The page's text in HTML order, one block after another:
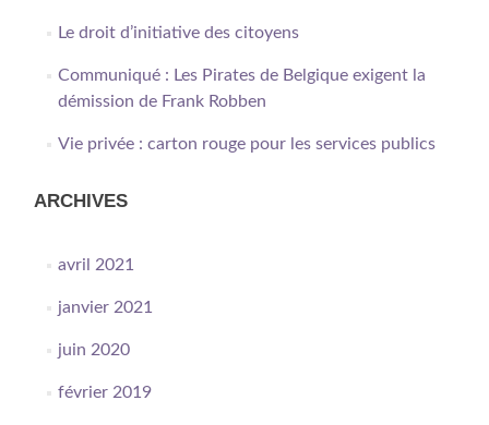
Le droit d’initiative des citoyens
Communiqué : Les Pirates de Belgique exigent la
démission de Frank Robben
Vie privée : carton rouge pour les services publics
ARCHIVES
avril 2021
janvier 2021
juin 2020
février 2019